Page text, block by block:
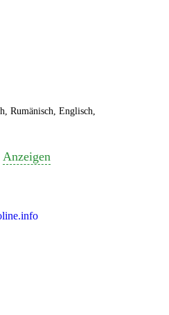
Rumänisch, Englisch,
Anzeigen